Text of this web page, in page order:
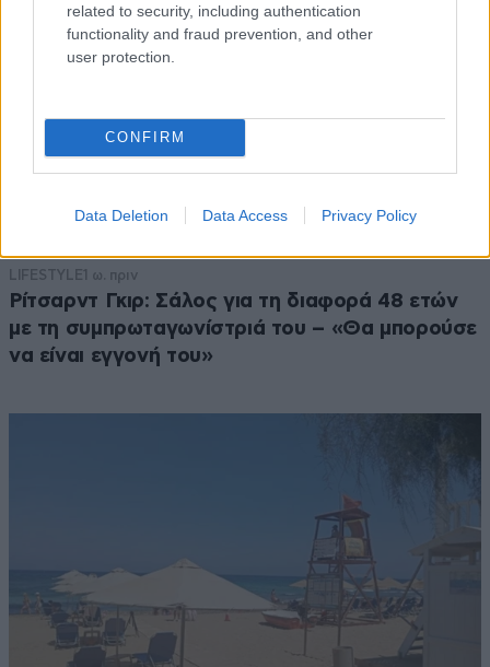
related to security, including authentication
functionality and fraud prevention, and other
user protection.
CONFIRM
Data Deletion Data Access Privacy Policy
LIFESTYLE1 ω. πριν
Ρίτσαρντ Γκιρ: Σάλος για τη διαφορά 48 ετών
με τη συμπρωταγωνίστριά του – «Θα μπορούσε
να είναι εγγονή του»